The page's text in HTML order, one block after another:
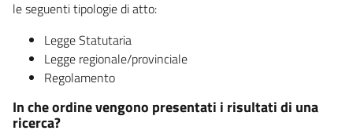
le seguenti tipologie di atto:
Legge Statutaria
Legge regionale/provinciale
Regolamento
In che ordine vengono presentati i risultati di una
ricerca?